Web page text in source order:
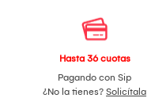
Hasta 36 cuotas
Pagando con Sip
¿No la tienes? Solicítala